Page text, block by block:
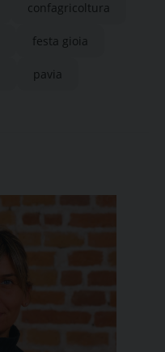
confagricoltura
festa gioia
pavia